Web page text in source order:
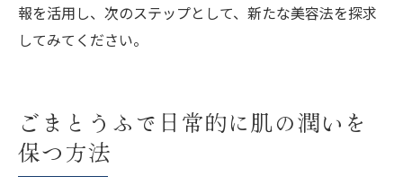
報を活用し、次のステップとして、新たな美容法を探求
してみてください。
ごまとうふで日常的に肌の潤いを
保つ方法